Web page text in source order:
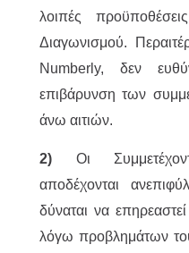
λοιπές
Διαγωνισμού.
Numberly, δεν
επιβάρυνση των
άνω αιτιών.
2) Οι
αποδέχονται
δύναται να
λόγω προβλημάτων του